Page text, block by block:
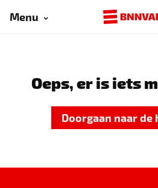
Menu
Oeps, er is iets
Doorgaan naar de